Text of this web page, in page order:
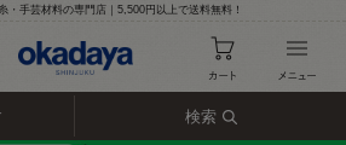
・手芸材料の専門店｜5,500円以上で送料無料！
検索